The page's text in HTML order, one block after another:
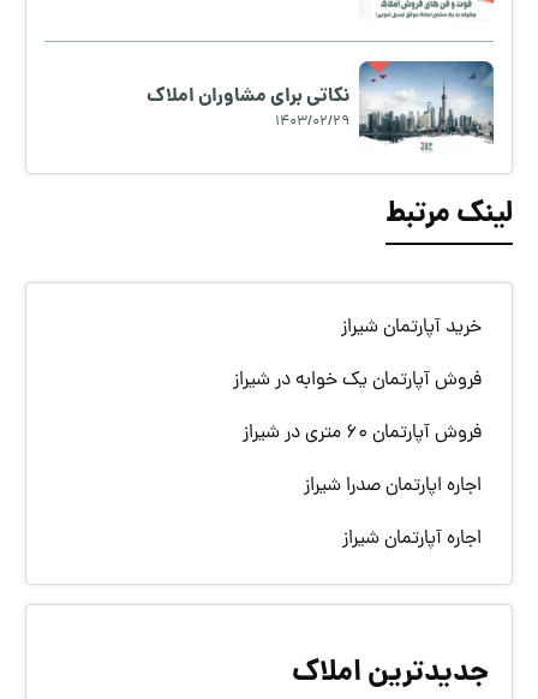
نکاتی برای مشاوران املاک
1403/02/29
لینک مرتبط
خرید آپارتمان شیراز
فروش آپارتمان یک خوابه در شیراز
فروش آپارتمان 60 متری در شیراز
اجاره اپارتمان صدرا شیراز
اجاره آپارتمان شیراز
جدیدترین املاک